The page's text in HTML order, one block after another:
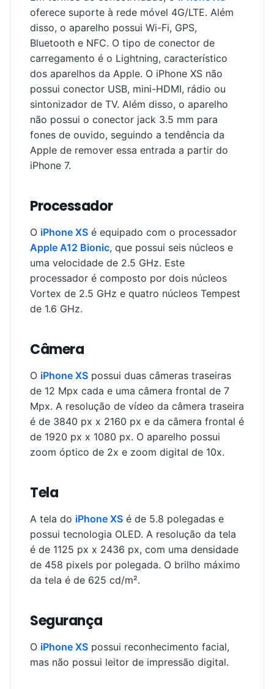
oferece suporte à rede móvel 4G/LTE. Além
disso, o aparelho possui Wi-Fi, GPS,
Bluetooth e NFC. O tipo de conector de
carregamento é o Lightning, característico
dos aparelhos da Apple. O iPhone XS não
possui conector USB, mini-HDMI, rádio ou
sintonizador de TV. Além disso, o aparelho
não possui o conector jack 3.5 mm para
fones de ouvido, seguindo a tendência da
Apple de remover essa entrada a partir do
iPhone 7.
Processador
O iPhone XS é equipado com o processador
Apple A12 Bionic, que possui seis núcleos e
uma velocidade de 2.5 GHz. Este
processador é composto por dois núcleos
Vortex de 2.5 GHz e quatro núcleos Tempest
de 1.6 GHz.
Câmera
O iPhone XS possui duas câmeras traseiras
de 12 Mpx cada e uma câmera frontal de 7
Mpx. A resolução de vídeo da câmera traseira
é de 3840 px x 2160 px e da câmera frontal é
de 1920 px x 1080 px. O aparelho possui
zoom óptico de 2x e zoom digital de 10x.
Tela
A tela do iPhone XS é de 5.8 polegadas e
possui tecnologia OLED. A resolução da tela
é de 1125 px x 2436 px, com uma densidade
de 458 pixels por polegada. O brilho máximo
da tela é de 625 cd/m².
Segurança
O iPhone XS possui reconhecimento facial,
mas não possui leitor de impressão digital.